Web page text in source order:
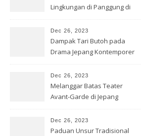
Lingkungan di Panggung di
Dec 26, 2023
Dampak Tari Butoh pada
Drama Jepang Kontemporer
Dec 26, 2023
Melanggar Batas Teater
Avant-Garde di Jepang
Dec 26, 2023
Paduan Unsur Tradisional